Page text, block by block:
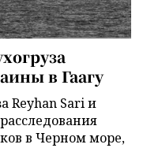
в Гаагу
Reyhan Sari и
в Черном море,